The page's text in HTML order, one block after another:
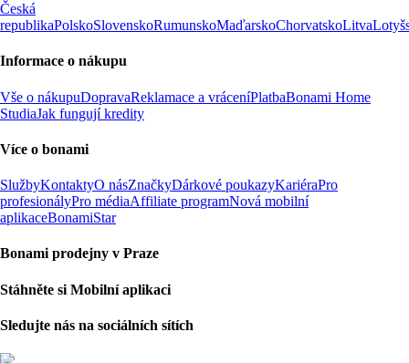
Česká
republikaPolskoSlovenskoRumunskoMaďarskoChorvatskoLitva
Informace o nákupu
Vše o nákupuDopravaReklamace a vráceníPlatbaBonami Home
StudiaJak fungují kredity
Více o bonami
SlužbyKontaktyO násZnačkyDárkové poukazyKariéraPro
profesionályPro médiaAffiliate programNová mobilní
aplikaceBonamiStar
Bonami prodejny v Praze
Stáhněte si Mobilní aplikaci
Sledujte nás na sociálních sítích